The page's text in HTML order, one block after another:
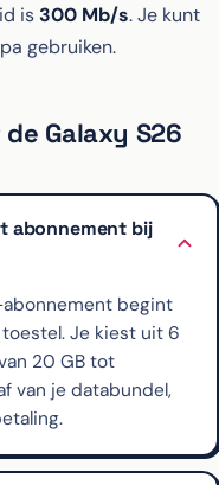
is300 Mb/s. Je kunt
gebruiken.
Galaxy S26
abonnement bij
abonnement begint
Je kiest uit 6
20 GB tot
van je databundel,